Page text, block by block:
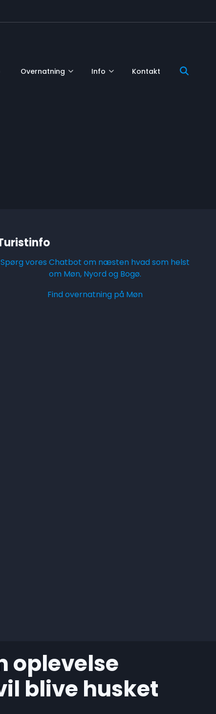
Overnatning Info Kontakt
Spørg vores Chatbot om næsten hvad som helst
om Møn, Nyord og Bogø.
Find overnatning på Møn
oplevelse
blive husket